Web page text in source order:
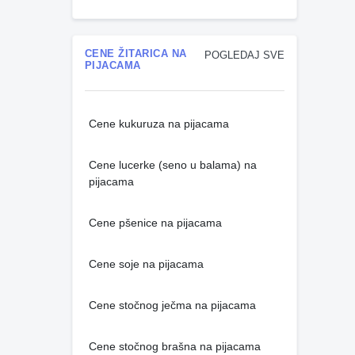
POGLEDAJ SVE
CENE ŽITARICA NA
PIJACAMA
Cene kukuruza na pijacama
Cene lucerke (seno u balama) na
pijacama
Cene pšenice na pijacama
Cene soje na pijacama
Cene stočnog ječma na pijacama
Cene stočnog brašna na pijacama